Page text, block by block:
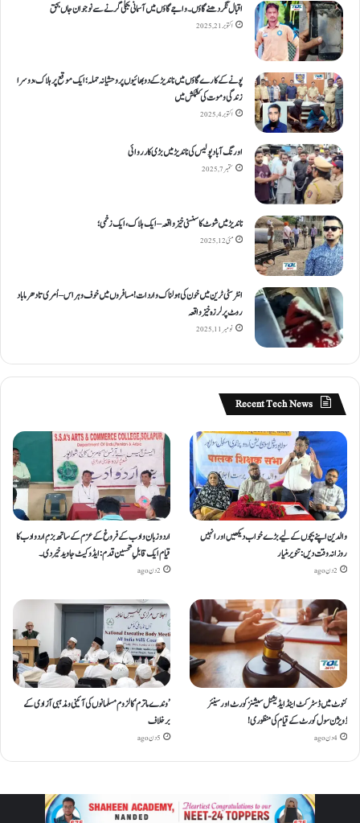
اقبال نگر دھنےگاؤں۔ واجےگاؤں میں آسمانی بجلی گرنے سے نوجوان جاں بحق
اکتوبر 21, 2025
پونے کے کارےگاؤں میں ناندیڑ کے دو بھائیوں پر وحشیانہ حملہ؛ ایک موقع پر ہلاک، دوسرا
زندگی و موت کی کشمکش میں
اکتوبر 4, 2025
اورنگ آباد پولیس کی ناندیڑ میں بڑی کارروائی
ستمبر 7, 2025
ناندیڑ میں شوٹ کا سنسنی خیز واقعہ – ایک ہلاک، ایک زخمی؛
مئی 12, 2025
انٹر سٹی ٹرین میں خون کی ہولناک واردات! مسافروں میں خوف و ہراس – اُمری تا دھرما باد
روٹ پر لرزہ خیز واقعہ
نومبر 11, 2025
Recent Tech News
والدین اپنے بچوں کے لیے بڑے خواب دیکھیں اور انہیں
روزانہ وقت دیں : تنویر منیار
2 دن ago
اردو زبان و ادب کے فروغ کے عزم کے ساتھ بزمِ اردو ادب کا
قیام ایک قابلِ تحسین قدم : ایڈوکیٹ جاوید خیردی۔
2 دن ago
کنوٹ میں ڈسٹرکٹ اینڈ ایڈیشنل سیشنز کورٹ اور سینئر
ڈویژن سول کورٹ کے قیام کی منظوری!
4 دن ago
’وندے ماترم‘ کا لزوم مسلمانوں کی آئینی ومذہبی آزادی کے
برخلاف
5 دن ago